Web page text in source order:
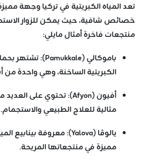
تعد المياه الكبريتية في تركيا وجهة
خصائص شافية، حيث يمكن للزوار
منتجعات فاخرة أمثال مايلي:
باموكالي (Pamukkale)
: تشتهر
الكبريتية الساخنة، وهي واحدة
أفيون (Afyon)
: تحتوي على العديد من
مثالية للعلاج الطبيعي والاستجمام.
يالوڤا (Yalova)
: معروفة بينابيع
مميزة في منتجعاتها المريحة.